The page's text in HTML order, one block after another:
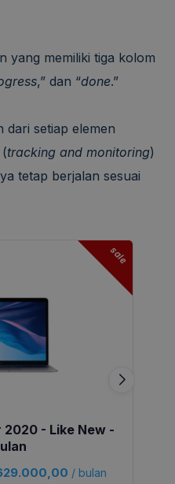
yang memiliki tiga kolom
,” dan “done.”
dari setiap elemen
tracking and monitoring)
tetap berjalan sesuai
sale
- Like New -
/ bulan